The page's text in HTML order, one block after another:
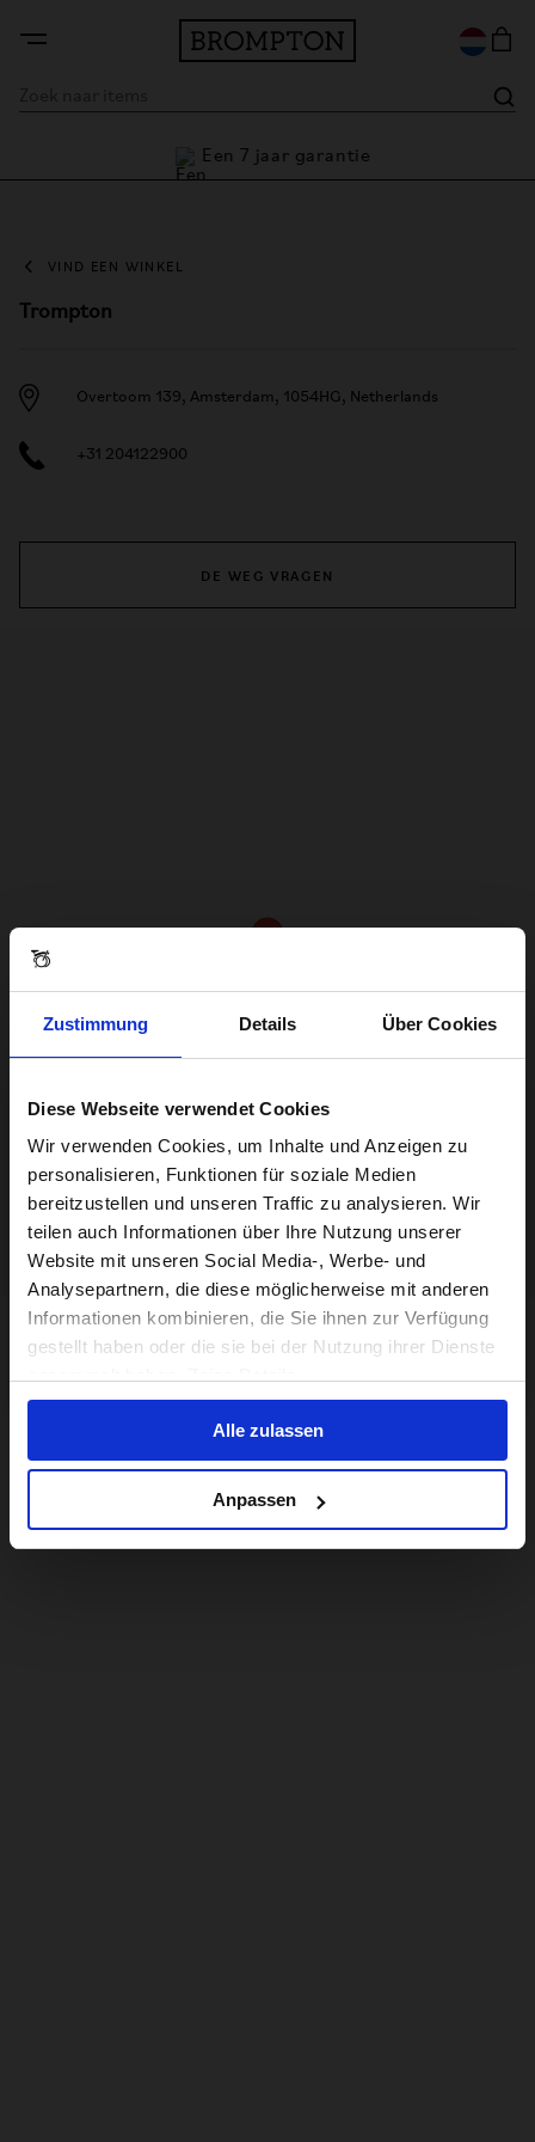
Zustimmung Details Über Cookies
Diese Webseite verwendet Cookies
Wir verwenden Cookies, um Inhalte und Anzeigen zu
personalisieren, Funktionen für soziale Medien
bereitzustellen und unseren Traffic zu analysieren. Wir
teilen auch Informationen über Ihre Nutzung unserer
Website mit unseren Social Media-, Werbe- und
Analysepartnern, die diese möglicherweise mit anderen
Informationen kombinieren, die Sie ihnen zur Verfügung
gestellt haben oder die sie bei der Nutzung ihrer Dienste
Alle zulassen
Anpassen
Een 7 jaar garantie
VIND EEN WINKEL
Trompton
Overtoom 139, Amsterdam, 1054HG, Netherlands
+31 204122900
DE WEG VRAGEN
Visiting from the United States?
For a better experience, please visit our:
US website
No, stay here